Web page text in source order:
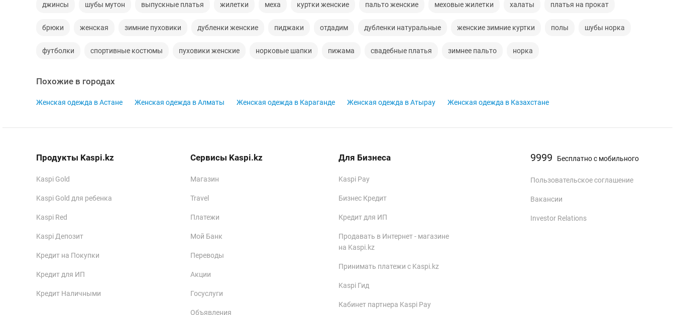
джинсы шубы мутон выпускные платья жилетки меха куртки женские пальто женские меховые жилетки халаты платья на прокат
брюки женская зимние пуховики дубленки женские пиджаки отдадим дубленки натуральные женские зимние куртки полы шубы норка
футболки спортивные костюмы пуховики женские норковые шапки пижама свадебные платья зимнее пальто норка
Похожие в городах
Женская одежда в Астане Женская одежда в Алматы Женская одежда в Караганде Женская одежда в Атырау Женская одежда в Казахстане
Продукты Kaspi.kz
Kaspi Gold
Kaspi Gold для ребенка
Kaspi Red
Kaspi Депозит
Кредит на Покупки
Кредит для ИП
Кредит Наличными
Сервисы Kaspi.kz
Магазин
Travel
Платежи
Мой Банк
Переводы
Акции
Госуслуги
Объявления
Для Бизнеса
Kaspi Pay
Бизнес Кредит
Кредит для ИП
Продавать в Интернет - магазине
на Kaspi.kz
Принимать платежи с Kaspi.kz
Kaspi Гид
Кабинет партнера Kaspi Pay
9999 Бесплатно с мобильного
Пользовательское соглашение
Вакансии
Investor Relations